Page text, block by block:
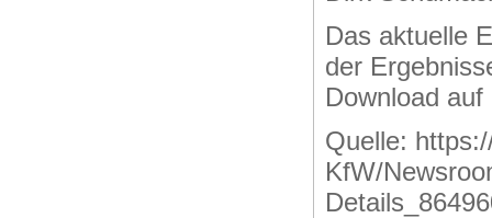
Das aktuelle
der
Download auf
Quelle:
KfW/